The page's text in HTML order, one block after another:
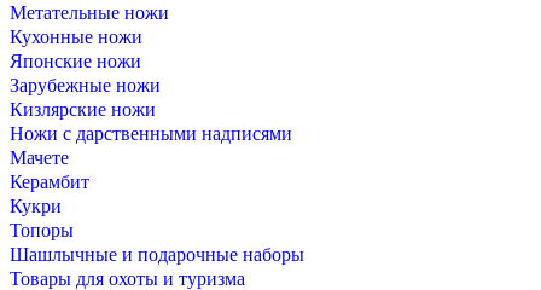
Метательные ножи
Кухонные ножи
Японские ножи
Зарубежные ножи
Кизлярские ножи
Ножи с дарственными надписями
Мачете
Керамбит
Кукри
Топоры
Шашлычные и подарочные наборы
Товары для охоты и туризма